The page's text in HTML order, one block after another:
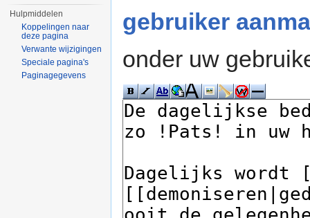
gebruiker
onder uw
Hulpmiddelen
Koppelingen naar
deze pagina
Verwante wijzigingen
Speciale pagina's
Paginagegevens